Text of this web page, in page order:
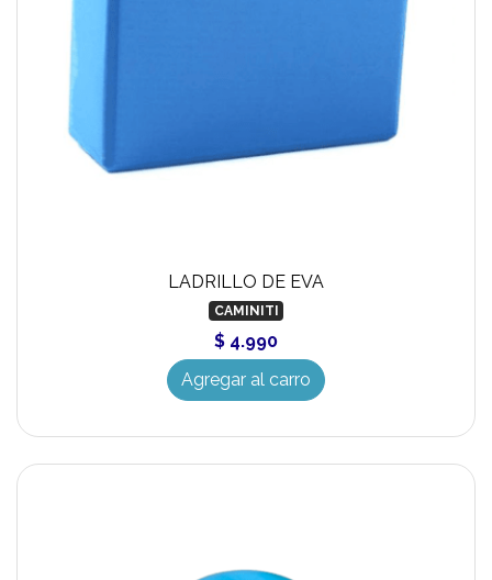
LADRILLO DE EVA
CAMINITI
$ 4.990
Agregar al carro